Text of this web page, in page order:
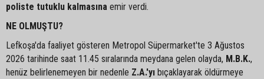
poliste tutuklu kalmasına emir verdi.
NE OLMUŞTU?
Lefkoşa'da faaliyet gösteren Metropol Süpermarket'te 3 Ağustos
2026 tarihinde saat 11.45 sıralarında meydana gelen olayda, M.B.K.,
henüz belirlenemeyen bir nedenle Z.A.'yı bıçaklayarak öldürmeye